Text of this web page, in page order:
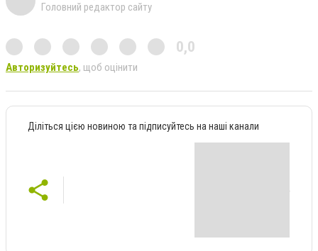
Головний редактор сайту
0,0
Авторизуйтесь, щоб оцінити
Діліться цією новиною та підписуйтесь на наші канали